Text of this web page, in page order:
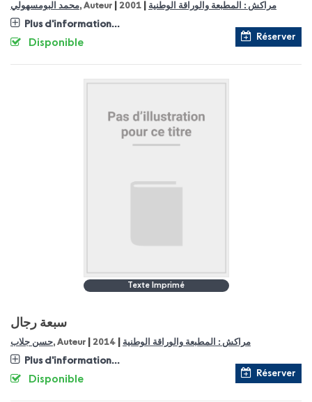
محمد البومسهولي, Auteur مراكش : المطبعة والوراقة الوطنية 2001
Plus d'information...
Réserver
Disponible
Texte Imprimé
سبعة رجال
حسن جلاب, Auteur مراكش : المطبعة والوراقة الوطنية 2014
Plus d'information...
Réserver
Disponible